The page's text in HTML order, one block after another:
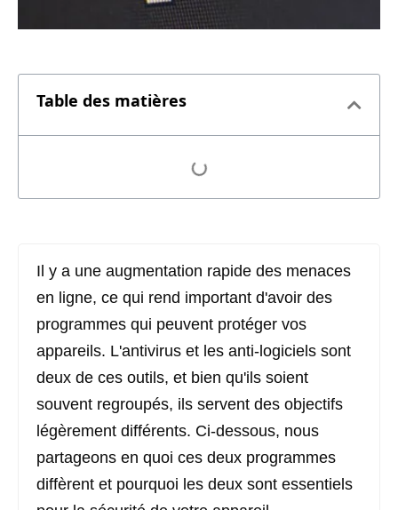
Table des matières
Il y a une augmentation rapide des menaces
en ligne, ce qui rend important d'avoir des
programmes qui peuvent protéger vos
appareils. L'antivirus et les anti-logiciels sont
deux de ces outils, et bien qu'ils soient
souvent regroupés, ils servent des objectifs
légèrement différents. Ci-dessous, nous
partageons en quoi ces deux programmes
diffèrent et pourquoi les deux sont essentiels